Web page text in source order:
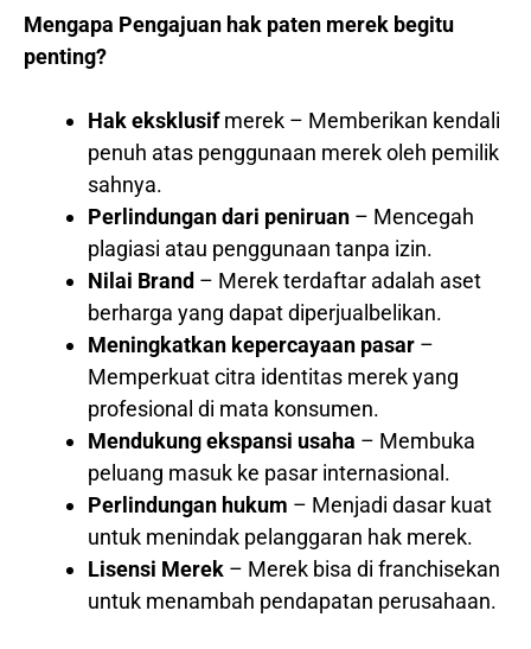
Mengapa Pengajuan hak paten merek begitu
penting?
Hak eksklusifmerek – Memberikan kendali
penuh atas penggunaan merek oleh pemilik
sahnya.
Perlindungan dari peniruan – Mencegah
plagiasi atau penggunaan tanpa izin.
Nilai Brand – Merek terdaftar adalah aset
berharga yang dapat diperjualbelikan.
Meningkatkan kepercayaan pasar –
Memperkuat citra identitas merek yang
profesional di mata konsumen.
Mendukung ekspansi usaha – Membuka
peluang masuk ke pasar internasional.
Perlindungan hukum – Menjadi dasar kuat
untuk menindak pelanggaran hak merek.
Lisensi Merek – Merek bisa di franchisekan
untuk menambah pendapatan perusahaan.